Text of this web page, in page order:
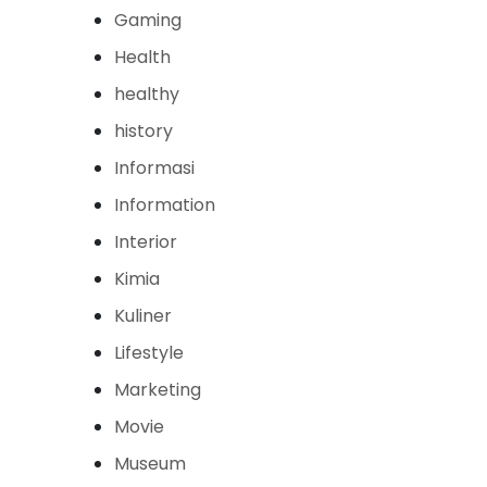
Gaming
Health
healthy
history
Informasi
Information
Interior
Kimia
Kuliner
Lifestyle
Marketing
Movie
Museum